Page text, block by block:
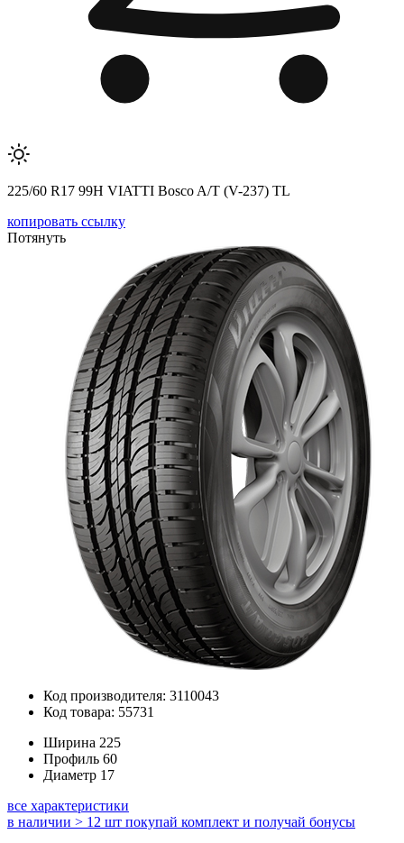
225/60 R17 99H VIATTI Bosco A/T (V-237) TL
копировать ссылку
Потянуть
Код производителя: 3110043
Код товара: 55731
Ширина 225
Профиль 60
Диаметр 17
все характеристики
в наличии > 12 шт покупай комплект и получай бонусы